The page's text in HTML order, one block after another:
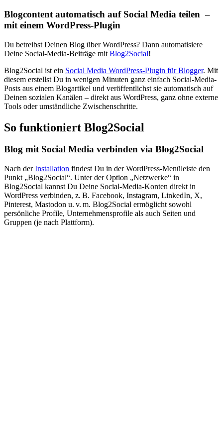
Blogcontent automatisch auf Social Media teilen –
mit einem WordPress-Plugin
Du betreibst Deinen Blog über WordPress? Dann automatisiere
Deine Social-Media-Beiträge mit Blog2Social!
Blog2Social ist ein Social Media WordPress-Plugin für Blogger. Mit
diesem erstellst Du in wenigen Minuten ganz einfach Social-Media-
Posts aus einem Blogartikel und veröffentlichst sie automatisch auf
Deinen sozialen Kanälen – direkt aus WordPress, ganz ohne externe
Tools oder umständliche Zwischenschritte.
So funktioniert Blog2Social
Blog mit Social Media verbinden via Blog2Social
Nach derInstallation findest Du in der WordPress-Menüleiste den
Punkt „Blog2Social“. Unter der Option „Netzwerke“ in
Blog2Social kannst Du Deine Social-Media-Konten direkt in
WordPress verbinden, z. B. Facebook, Instagram, LinkedIn, X,
Pinterest, Mastodon u. v. m. Blog2Social ermöglicht sowohl
persönliche Profile, Unternehmensprofile als auch Seiten und
Gruppen (je nach Plattform).